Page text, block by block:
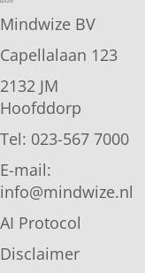
Mindwize BV
Capellalaan 123
2132 JM
Hoofddorp
Tel: 023-567 7000
E-mail:
info@mindwize.nl
AI Protocol
Disclaimer